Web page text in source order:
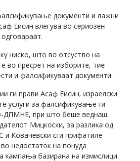
документи и лажни
Еисин влегува во сериозен
ниско, што во отсуство на
во пресрет на изборите, тие
и фалсификуваат документи.
ги прави Асаф Еисин, израелски
услуги за фалсификување ги
ДПМНЕ, при што беше веднаш
Мицкоски, за разлика од
Ковачевски сги прифатиле
недостаток на понуда
кампања базирана на измислици.